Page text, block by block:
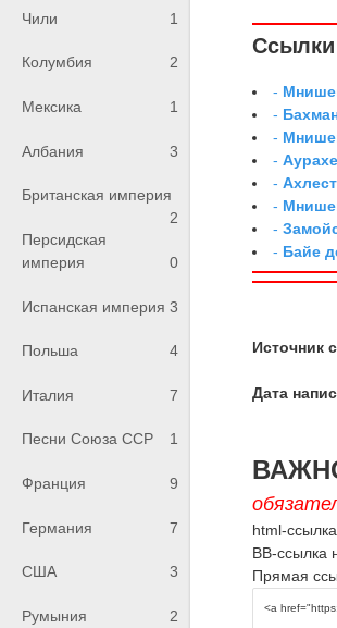
Чили 1
Колумбия 2
Мексика 1
Албания 3
Британская империя
2
Персидская
империя
0
Испанская империя 3
Польша 4
Италия 7
Песни Союза ССР 1
Франция 9
Германия 7
США 3
Румыния 2
Ссылки
-
-
-
-
-
-
-
- Байе
Источник
Дата
html-
BB-ссылка
Прямая